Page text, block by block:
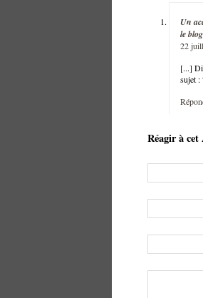
Un
le
22
[...]
sujet :
Réagir à